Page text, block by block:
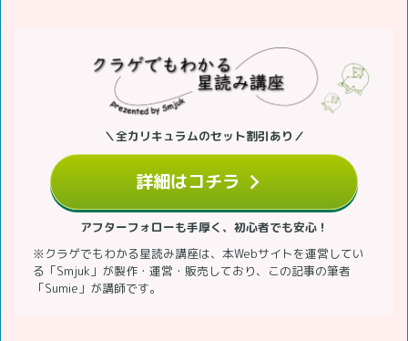
＼全カリキュラムのセット割引あり／
詳細はコチラ
アフターフォローも手厚く、初心者でも安心！
※クラゲでもわかる星読み講座は、本Webサイトを運営してい
る「Smjuk」が製作・運営・販売しており、この記事の筆者
「Sumie」が講師です。